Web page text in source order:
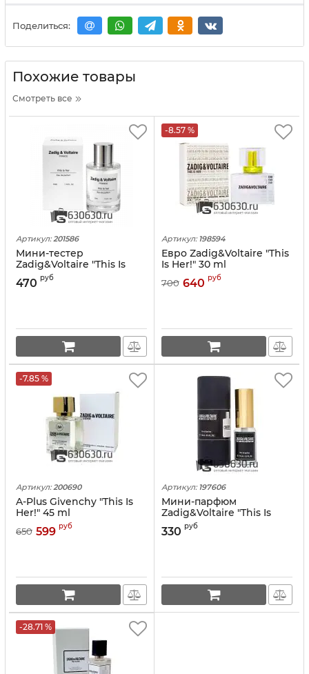
Поделиться:
Похожие товары
Смотреть все
Артикул: 201586
Мини-тестер
Zadig&Voltaire "This Is
Her!" 35 ml
470 руб
-8.57 %
Артикул: 198594
Евро Zadig&Voltaire "This
Is Her!" 30 ml
700 640 руб
-7.85 %
Артикул: 200690
A-Plus Givenchy "This Is
Her!" 45 ml
650 599 руб
Артикул: 197606
Мини-парфюм
Zadig&Voltaire "This Is
Her!" 15 ml NEW
330 руб
-28.71 %